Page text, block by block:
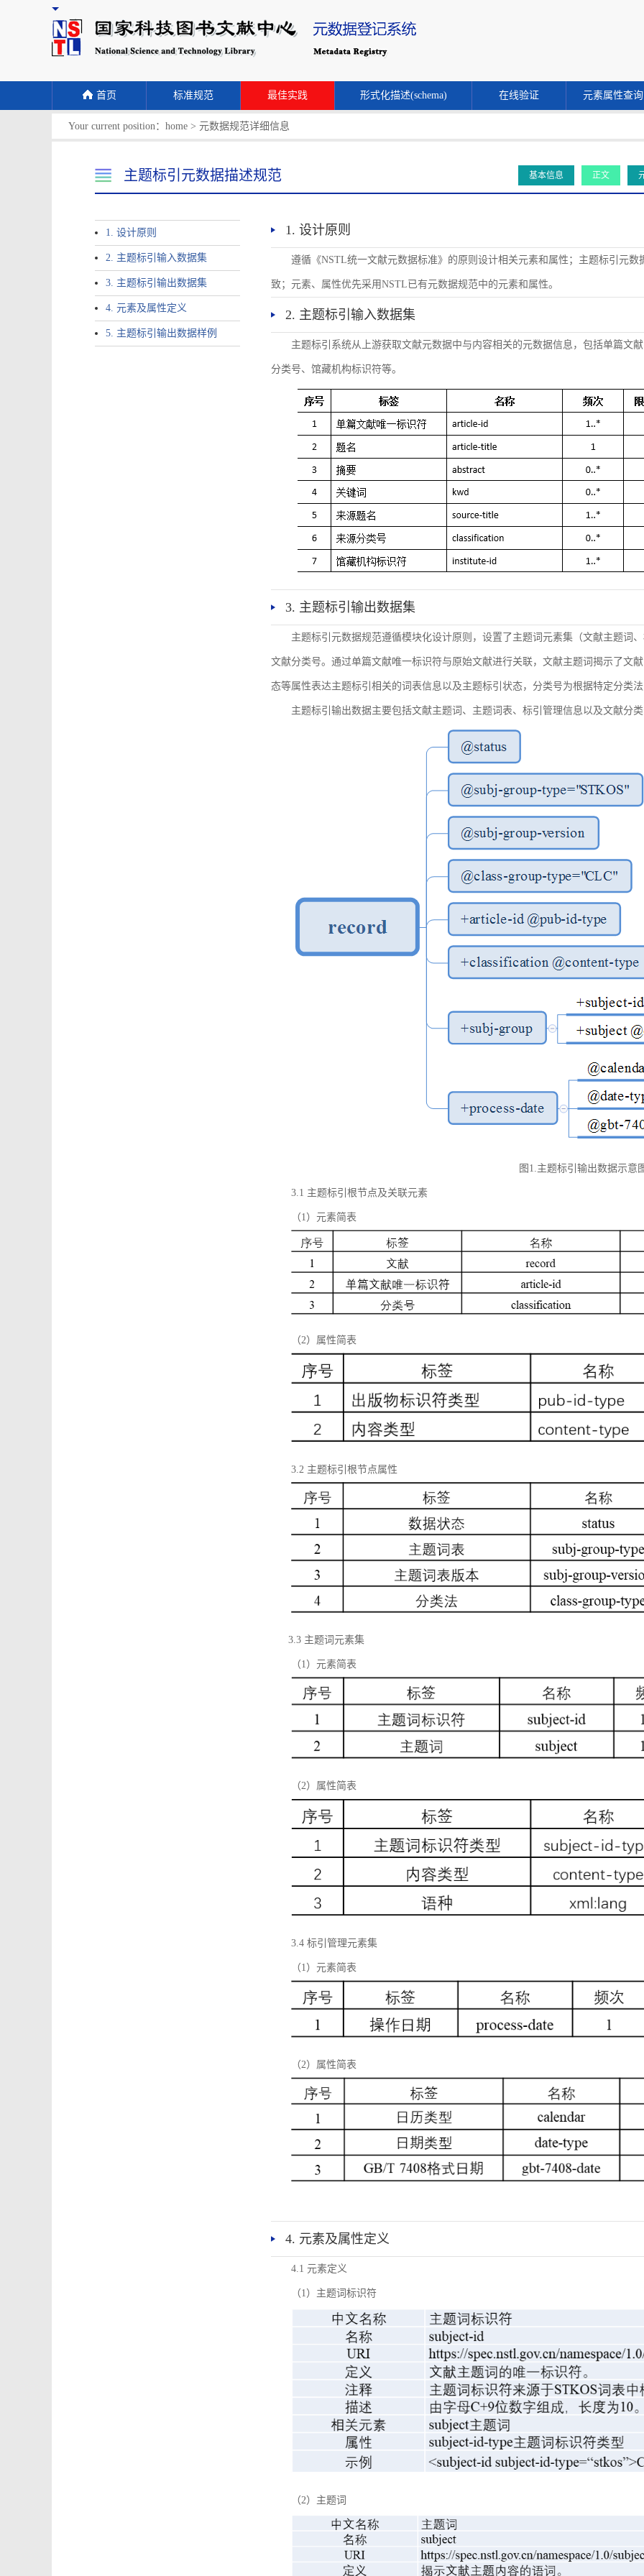
首页 标准规范 最佳实践 形式化描述(schema) 在线验证 元素属性查询
Your current position： home > 元数据规范详细信息
主题标引元数据描述规范 基本信息 正文
1. 设计原则
2. 主题标引输入数据集
3. 主题标引输出数据集
4. 元素及属性定义
5. 主题标引输出数据样例
1. 设计原则
遵循《NSTL统一文献元数据标准》的原则设计相关元素和属性；主题标引元
致；元素、属性优先采用NSTL已有元数据规范中的元素和属性。
2. 主题标引输入数据集
主题标引系统从上游获取文献元数据中与内容相关的元数据信息，包括单篇文
分类号、馆藏机构标识符等。
3. 主题标引输出数据集
主题标引元数据规范遵循模块化设计原则，设置了主题词元素集（文献主题词
文献分类号。通过单篇文献唯一标识符与原始文献进行关联，文献主题词揭示了文
态等属性表达主题标引相关的词表信息以及主题标引状态，分类号为根据特定分类
主题标引输出数据主要包括文献主题词、主题词表、标引管理信息以及文献分
图1.主题标引输出数据示意
3.1 主题标引根节点及关联元素
（1）元素简表
（2）属性简表
3.2 主题标引根节点属性
3.3 主题词元素集
（1）元素简表
（2）属性简表
3.4 标引管理元素集
（1）元素简表
（2）属性简表
4. 元素及属性定义
4.1 元素定义
（1）主题词标识符
（2）主题词